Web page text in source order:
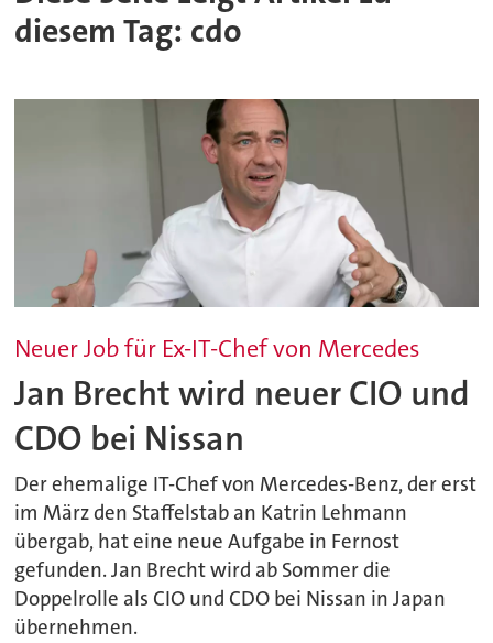
diesem Tag: cdo
Neuer Job für Ex-IT-Chef von Mercedes
Jan Brecht wird neuer CIO und
CDO bei Nissan
Der ehemalige IT-Chef von Mercedes-Benz, der erst
im März den Staffelstab an Katrin Lehmann
übergab, hat eine neue Aufgabe in Fernost
gefunden. Jan Brecht wird ab Sommer die
Doppelrolle als CIO und CDO bei Nissan in Japan
übernehmen.